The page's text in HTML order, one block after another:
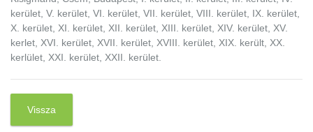
kerület, V. kerület, VI. kerület, VII. kerület, VIII. kerület, IX. kerület,
X. kerület, XI. kerület, XII. kerület, XIII. kerület, XIV. kerület, XV.
kerlet, XVI. kerület, XVII. kerület, XVIII. kerület, XIX. került, XX.
kerlület, XXI. kerület, XXII. kerület.
Vissza